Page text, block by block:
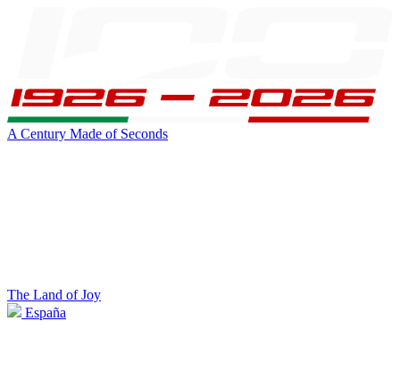
A Century Made of Seconds
The Land of Joy
España